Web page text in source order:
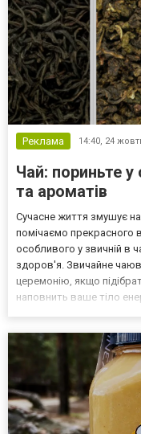
Реклама 14:40, 24
Чай: пориньте у
та ароматів
Сучасне життя змушує
помічаємо прекрасного
особливого у звичній в
здоров'я. Звичайне
церемонію, якщо
наповнить ваше тіло